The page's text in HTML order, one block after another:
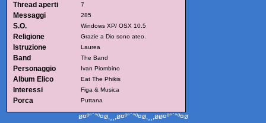
Thread aperti 7
Messaggi 285
S.O. Windows XP/ OSX 10.5
Religione Grazie a Dio sono ateo.
Istruzione Laurea
Band The Band
Personaggio Ivan Piombino
Album Elico Eat The Phikis
Interessi Figa & Musica
Porca Puttana
ø¤º°`°º¤ø,¸¸,ø¤º°`°º¤ø,¸¸,øø¤º°`°º¤ø